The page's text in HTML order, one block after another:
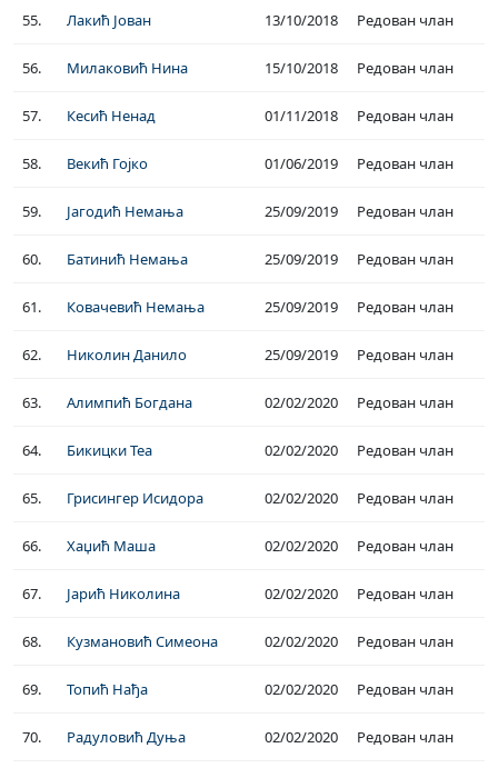
55. Лакић Јован 13/10/2018 Редован члан
56. Милаковић Нина 15/10/2018 Редован члан
57. Кесић Ненад 01/11/2018 Редован члан
58. Векић Гојко 01/06/2019 Редован члан
59. Јагодић Немања 25/09/2019 Редован члан
60. Батинић Немања 25/09/2019 Редован члан
61. Ковачевић Немања 25/09/2019 Редован члан
62. Николин Данило 25/09/2019 Редован члан
63. Алимпић Богдана 02/02/2020 Редован члан
64. Бикицки Теа 02/02/2020 Редован члан
65. Грисингер Исидора 02/02/2020 Редован члан
66. Хаџић Маша 02/02/2020 Редован члан
67. Јарић Николина 02/02/2020 Редован члан
68. Кузмановић Симеона 02/02/2020 Редован члан
69. Топић Нађа 02/02/2020 Редован члан
70. Радуловић Дуња 02/02/2020 Редован члан